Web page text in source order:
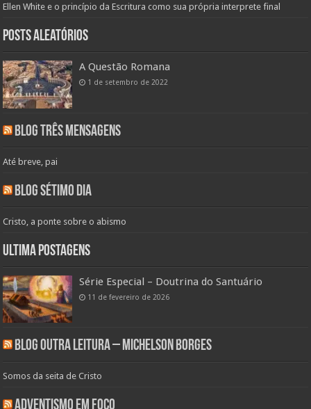
Ellen White e o princípio da Escritura como sua própria interprete final
Posts aleatórios
A Questão Romana
1 de setembro de 2022
Blog Três Mensagens
Até breve, pai
Blog Sétimo Dia
Cristo, a ponte sobre o abismo
Ultima Postagens
Série Especial – Doutrina do Santuário
11 de fevereiro de 2026
Blog Outra Leitura – Michelson Borges
Somos da seita de Cristo
Adventismo em Foco